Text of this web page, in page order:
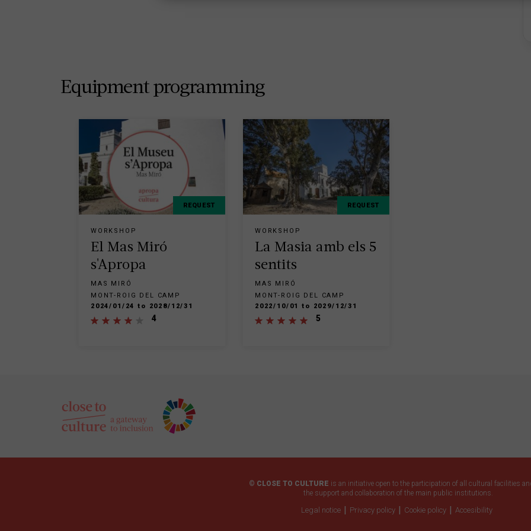
Equipment programming
REQUEST
WORKSHOP
El Mas Miró
s'Apropa
MAS MIRÓ
MONT-ROIG DEL CAMP
2024/01/24 to 2028/12/31
4
REQUEST
WORKSHOP
La Masia amb els 5
sentits
MAS MIRÓ
MONT-ROIG DEL CAMP
2022/10/01 to 2029/12/31
5
© CLOSE TO CULTURE is an initiative open to the participation of all cultural facilities
the support and collaboration of the main public institutions.
Legal notice Privacy policy Cookie policy Accesibility